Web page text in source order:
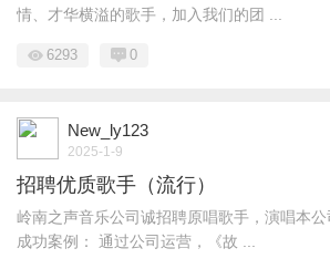
情、才华横溢的歌手，加入我们的团 ...
6293 0
New_ly123
2025-1-9
招聘优质歌手（流行）
岭南之声音乐公司诚招聘原唱歌手，演唱本公
成功案例： 通过公司运营，《故 ...